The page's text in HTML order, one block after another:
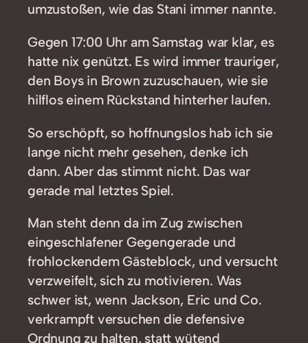
umzustoßen, wie das Stani immer nannte.
Gegen 17:00 Uhr am Samstag war klar, es
hatte nix genützt. Es wird immer trauriger,
den Boys in Brown zuzuschauen, wie sie
hilflos einem Rückstand hinterher laufen.
So erschöpft, so hoffnungslos hab ich sie
lange nicht mehr gesehen, denke ich
dann. Aber das stimmt nicht. Das war
gerade mal letztes Spiel.
Man steht denn da im Zug zwischen
eingeschlafener Gegengerade und
frohlockendem Gästeblock, und versucht
verzweifelt, sich zu motivieren. Was
schwer ist, wenn Jackson, Eric und Co.
verkrampft versuchen die defensive
Ordnung zu halten, statt wütend